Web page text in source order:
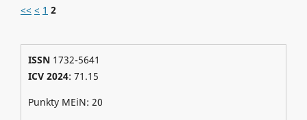
<< < 1 2
ISSN1732-5641
ICV 2024: 71.15
Punkty MEiN: 20